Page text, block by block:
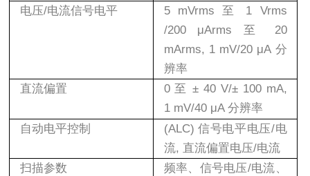
电压/电流信号电平 5 mVrms至 1 Vrms
/200 μArms 至 20
mArms, 1 mV/20 μA 分
辨率
直流偏置
0 至± 40 V/± 100 mA,
1 mV/40 μA 分辨率
自动电平控制
(ALC)信号电平电压/电
流, 直流偏置电压/电流
扫描参数
频率、信号电压/电流、